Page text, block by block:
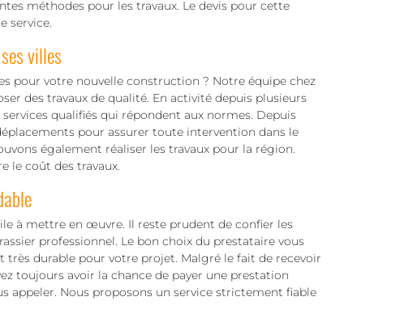
méthodes pour les travaux. Le devis pour cette
service.
villes
pour votre nouvelle construction ? Notre équipe chez
des travaux de qualité. En activité depuis plusieurs
qualifiés qui répondent aux normes. Depuis
pour assurer toute intervention dans le
également réaliser les travaux pour la région.
le coût des travaux.
à mettre en œuvre. Il reste prudent de confier les
professionnel. Le bon choix du prestataire vous
très durable pour votre projet. Malgré le fait de recevoir
toujours avoir la chance de payer une prestation
appeler. Nous proposons un service strictement fiable